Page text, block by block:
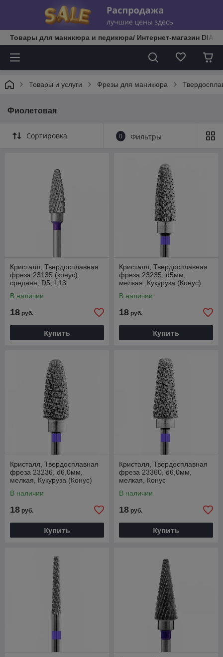
Товары для маникюра и педикюра/ Интернет-магазин
Товары и услуги Фрезы для маникюра
Фиолетовая
Сортировка 0 Фильтры
Кристалл, Твердосплавная
фреза 23135 (конус),
средняя, D5, L13
В наличии
18 руб.
Купить
Кристалл, Твердосплавная
фреза 23235, d5мм,
мелкая, Кукуруза (Конус)
В наличии
18 руб.
Купить
Кристалл, Твердосплавная
фреза 23236, d6,0мм,
мелкая, Кукуруза (Конус)
В наличии
18 руб.
Купить
Кристалл, Твердосплавная
фреза 23360, d6,0мм,
мелкая, Конус
В наличии
18 руб.
Купить